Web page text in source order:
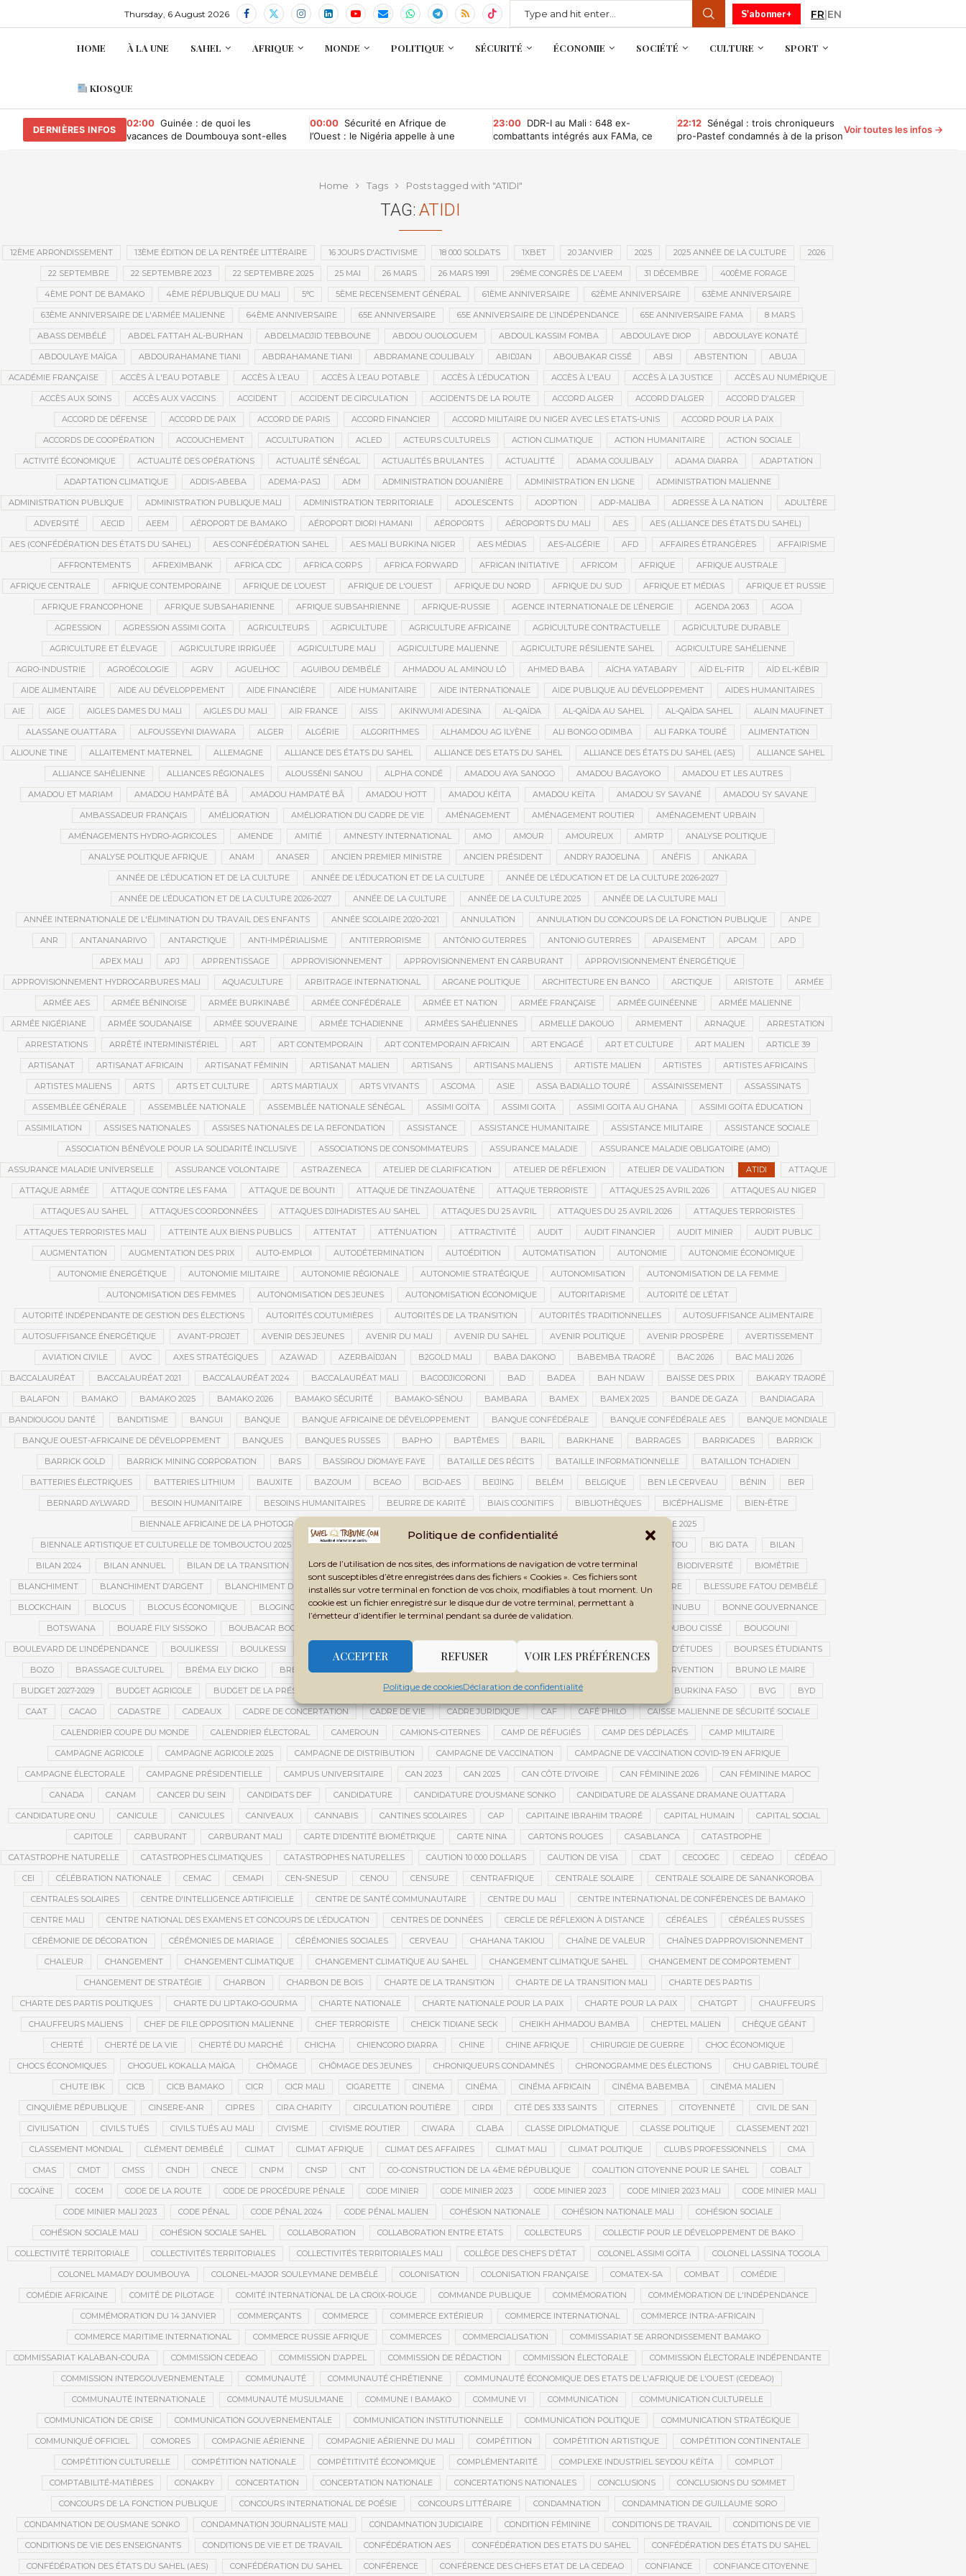
Politique de confidentialité
Lors de l’utilisation de nos sites, des informations de navigation de votre terminal
sont susceptibles d’être enregistrées dans des fichiers « Cookies ». Ces fichiers sont
installés sur votre terminal en fonction de vos choix, modifiables à tout moment. Un
cookie est un fichier enregistré sur le disque dur de votre terminal, permettant à
l’émetteur d’identifier le terminal pendant sa durée de validation.
ACCEPTER REFUSER VOIR LES PRÉFÉRENCES
Politique de cookiesDéclaration de confidentialité
Thursday, 6 August 2026 S'abonner+ FR|EN
HOME À LA UNE SAHEL AFRIQUE MONDE POLITIQUE SÉCURITÉ ÉCONOMIE SOCIÉTÉ CULTURE SPORT
KIOSQUE
DERNIÈRES INFOS
02:00 Guinée : de quoi les
vacances de Doumbouya sont-elles
00:00 Sécurité en Afrique de
l’Ouest : le Nigéria appelle à une
23:00 DDR-I au Mali : 648 ex-
combattants intégrés aux FAMa, ce
22:12 Sénégal : trois chroniqueurs
pro-Pastef condamnés à de la prison
Voir toutes les infos →
Home Tags Posts tagged with "ATIDI"
TAG: ATIDI
12ÈME ARRONDISSEMENT 13ÈME ÉDITION DE LA RENTRÉE LITTÉRAIRE 16 JOURS D'ACTIVISME 18 000 SOLDATS 1XBET 20 JANVIER 2025 2025 ANNÉE DE LA CULTURE 2026
22 SEPTEMBRE 22 SEPTEMBRE 2023 22 SEPTEMBRE 2025 25 MAI 26 MARS 26 MARS 1991 29ÈME CONGRÈS DE L'AEEM 31 DÉCEMBRE 400ÈME FORAGE
4ÈME PONT DE BAMAKO 4ÈME RÉPUBLIQUE DU MALI 5°C 5ÈME RECENSEMENT GÉNÉRAL 61ÈME ANNIVERSAIRE 62ÈME ANNIVERSAIRE 63ÈME ANNIVERSAIRE
63ÈME ANNIVERSAIRE DE L'ARMÉE MALIENNE 64ÈME ANNIVERSAIRE 65E ANNIVERSAIRE 65E ANNIVERSAIRE DE L’INDÉPENDANCE 65E ANNIVERSAIRE FAMA 8 MARS
ABASS DEMBÉLÉ ABDEL FATTAH AL-BURHAN ABDELMADJID TEBBOUNE ABDOU OUOLOGUEM ABDOUL KASSIM FOMBA ABDOULAYE DIOP ABDOULAYE KONATÉ
ABDOULAYE MAÏGA ABDOURAHAMANE TIANI ABDRAHAMANE TIANI ABDRAMANE COULIBALY ABIDJAN ABOUBAKAR CISSÉ ABSI ABSTENTION ABUJA
ACADÉMIE FRANÇAISE ACCÈS À L'EAU POTABLE ACCÈS À L’EAU ACCÈS À L’EAU POTABLE ACCÈS À L’ÉDUCATION ACCÈS À L'EAU ACCÈS À LA JUSTICE ACCÈS AU NUMÉRIQUE
ACCÈS AUX SOINS ACCÈS AUX VACCINS ACCIDENT ACCIDENT DE CIRCULATION ACCIDENTS DE LA ROUTE ACCORD ALGER ACCORD D’ALGER ACCORD D'ALGER
ACCORD DE DÉFENSE ACCORD DE PAIX ACCORD DE PARIS ACCORD FINANCIER ACCORD MILITAIRE DU NIGER AVEC LES ETATS-UNIS ACCORD POUR LA PAIX
ACCORDS DE COOPÉRATION ACCOUCHEMENT ACCULTURATION ACLED ACTEURS CULTURELS ACTION CLIMATIQUE ACTION HUMANITAIRE ACTION SOCIALE
ACTIVITÉ ÉCONOMIQUE ACTUALITÉ DES OPÉRATIONS ACTUALITÉ SÉNÉGAL ACTUALITÉS BRULANTES ACTUALITTÉ ADAMA COULIBALY ADAMA DIARRA ADAPTATION
ADAPTATION CLIMATIQUE ADDIS-ABEBA ADEMA-PASJ ADM ADMINISTRATION DOUANIÈRE ADMINISTRATION EN LIGNE ADMINISTRATION MALIENNE
ADMINISTRATION PUBLIQUE ADMINISTRATION PUBLIQUE MALI ADMINISTRATION TERRITORIALE ADOLESCENTS ADOPTION ADP-MALIBA ADRESSE À LA NATION ADULTÈRE
ADVERSITÉ AECID AEEM AÉROPORT DE BAMAKO AÉROPORT DIORI HAMANI AÉROPORTS AÉROPORTS DU MALI AES AES (ALLIANCE DES ÉTATS DU SAHEL)
AES (CONFÉDÉRATION DES ÉTATS DU SAHEL) AES CONFÉDÉRATION SAHEL AES MALI BURKINA NIGER AES MÉDIAS AES-ALGÉRIE AFD AFFAIRES ÉTRANGÈRES AFFAIRISME
AFFRONTEMENTS AFREXIMBANK AFRICA CDC AFRICA CORPS AFRICA FORWARD AFRICAN INITIATIVE AFRICOM AFRIQUE AFRIQUE AUSTRALE
AFRIQUE CENTRALE AFRIQUE CONTEMPORAINE AFRIQUE DE L’OUEST AFRIQUE DE L'OUEST AFRIQUE DU NORD AFRIQUE DU SUD AFRIQUE ET MÉDIAS AFRIQUE ET RUSSIE
AFRIQUE FRANCOPHONE AFRIQUE SUBSAHARIENNE AFRIQUE SUBSAHRIENNE AFRIQUE-RUSSIE AGENCE INTERNATIONALE DE L’ÉNERGIE AGENDA 2063 AGOA
AGRESSION AGRESSION ASSIMI GOITA AGRICULTEURS AGRICULTURE AGRICULTURE AFRICAINE AGRICULTURE CONTRACTUELLE AGRICULTURE DURABLE
AGRICULTURE ET ÉLEVAGE AGRICULTURE IRRIGUÉE AGRICULTURE MALI AGRICULTURE MALIENNE AGRICULTURE RÉSILIENTE SAHEL AGRICULTURE SAHÉLIENNE
AGRO-INDUSTRIE AGROÉCOLOGIE AGRV AGUELHOC AGUIBOU DEMBÉLÉ AHMADOU AL AMINOU LÔ AHMED BABA AÏCHA YATABARY AÏD EL-FITR AÏD EL-KÉBIR
AIDE ALIMENTAIRE AIDE AU DÉVELOPPEMENT AIDE FINANCIÈRE AIDE HUMANITAIRE AIDE INTERNATIONALE AIDE PUBLIQUE AU DÉVELOPPEMENT AIDES HUMANITAIRES
AIE AIGE AIGLES DAMES DU MALI AIGLES DU MALI AIR FRANCE AISS AKINWUMI ADESINA AL-QAÏDA AL-QAÏDA AU SAHEL AL-QAÏDA SAHEL ALAIN MAUFINET
ALASSANE OUATTARA ALFOUSSEYNI DIAWARA ALGER ALGÉRIE ALGORITHMES ALHAMDOU AG ILYÈNE ALI BONGO ODIMBA ALI FARKA TOURÉ ALIMENTATION
ALIOUNE TINE ALLAITEMENT MATERNEL ALLEMAGNE ALLIANCE DES ÉTATS DU SAHEL ALLIANCE DES ETATS DU SAHEL ALLIANCE DES ÉTATS DU SAHEL (AES) ALLIANCE SAHEL
ALLIANCE SAHÉLIENNE ALLIANCES RÉGIONALES ALOUSSÉNI SANOU ALPHA CONDÉ AMADOU AYA SANOGO AMADOU BAGAYOKO AMADOU ET LES AUTRES
AMADOU ET MARIAM AMADOU HAMPÂTÉ BÂ AMADOU HAMPATÉ BÂ AMADOU HOTT AMADOU KÉITA AMADOU KEÏTA AMADOU SY SAVANÉ AMADOU SY SAVANE
AMBASSADEUR FRANÇAIS AMÉLIORATION AMÉLIORATION DU CADRE DE VIE AMÉNAGEMENT AMÉNAGEMENT ROUTIER AMÉNAGEMENT URBAIN
AMÉNAGEMENTS HYDRO-AGRICOLES AMENDE AMITIÉ AMNESTY INTERNATIONAL AMO AMOUR AMOUREUX AMRTP ANALYSE POLITIQUE
ANALYSE POLITIQUE AFRIQUE ANAM ANASER ANCIEN PREMIER MINISTRE ANCIEN PRÉSIDENT ANDRY RAJOELINA ANÉFIS ANKARA
ANNÉE DE L’ÉDUCATION ET DE LA CULTURE ANNÉE DE L’ÉDUCATION ET DE LA CULTURE ANNÉE DE L’ÉDUCATION ET DE LA CULTURE 2026-2027
ANNÉE DE L’ÉDUCATION ET DE LA CULTURE 2026-2027 ANNÉE DE LA CULTURE ANNÉE DE LA CULTURE 2025 ANNÉE DE LA CULTURE MALI
ANNÉE INTERNATIONALE DE L'ÉLIMINATION DU TRAVAIL DES ENFANTS ANNÉE SCOLAIRE 2020-2021 ANNULATION ANNULATION DU CONCOURS DE LA FONCTION PUBLIQUE ANPE
ANR ANTANANARIVO ANTARCTIQUE ANTI-IMPÉRIALISME ANTITERRORISME ANTÓNIO GUTERRES ANTONIO GUTERRES APAISEMENT APCAM APD
APEX MALI APJ APPRENTISSAGE APPROVISIONNEMENT APPROVISIONNEMENT EN CARBURANT APPROVISIONNEMENT ÉNERGÉTIQUE
APPROVISIONNEMENT HYDROCARBURES MALI AQUACULTURE ARBITRAGE INTERNATIONAL ARCANE POLITIQUE ARCHITECTURE EN BANCO ARCTIQUE ARISTOTE ARMÉE
ARMÉE AES ARMÉE BÉNINOISE ARMÉE BURKINABÉ ARMÉE CONFÉDÉRALE ARMÉE ET NATION ARMÉE FRANÇAISE ARMÉE GUINÉENNE ARMÉE MALIENNE
ARMÉE NIGÉRIANE ARMÉE SOUDANAISE ARMÉE SOUVERAINE ARMÉE TCHADIENNE ARMÉES SAHÉLIENNES ARMELLE DAKOUO ARMEMENT ARNAQUE ARRESTATION
ARRESTATIONS ARRÊTÉ INTERMINISTÉRIEL ART ART CONTEMPORAIN ART CONTEMPORAIN AFRICAIN ART ENGAGÉ ART ET CULTURE ART MALIEN ARTICLE 39
ARTISANAT ARTISANAT AFRICAIN ARTISANAT FÉMININ ARTISANAT MALIEN ARTISANS ARTISANS MALIENS ARTISTE MALIEN ARTISTES ARTISTES AFRICAINS
ARTISTES MALIENS ARTS ARTS ET CULTURE ARTS MARTIAUX ARTS VIVANTS ASCOMA ASIE ASSA BADIALLO TOURÉ ASSAINISSEMENT ASSASSINATS
ASSEMBLÉE GÉNÉRALE ASSEMBLÉE NATIONALE ASSEMBLÉE NATIONALE SÉNÉGAL ASSIMI GOÏTA ASSIMI GOITA ASSIMI GOITA AU GHANA ASSIMI GOÏTA ÉDUCATION
ASSIMILATION ASSISES NATIONALES ASSISES NATIONALES DE LA REFONDATION ASSISTANCE ASSISTANCE HUMANITAIRE ASSISTANCE MILITAIRE ASSISTANCE SOCIALE
ASSOCIATION BÉNÉVOLE POUR LA SOLIDARITÉ INCLUSIVE ASSOCIATIONS DE CONSOMMATEURS ASSURANCE MALADIE ASSURANCE MALADIE OBLIGATOIRE (AMO)
ASSURANCE MALADIE UNIVERSELLE ASSURANCE VOLONTAIRE ASTRAZENECA ATELIER DE CLARIFICATION ATELIER DE RÉFLEXION ATELIER DE VALIDATION ATIDI ATTAQUE
ATTAQUE ARMÉE ATTAQUE CONTRE LES FAMA ATTAQUE DE BOUNTI ATTAQUE DE TINZAOUATÈNE ATTAQUE TERRORISTE ATTAQUES 25 AVRIL 2026 ATTAQUES AU NIGER
ATTAQUES AU SAHEL ATTAQUES COORDONNÉES ATTAQUES DJIHADISTES AU SAHEL ATTAQUES DU 25 AVRIL ATTAQUES DU 25 AVRIL 2026 ATTAQUES TERRORISTES
ATTAQUES TERRORISTES MALI ATTEINTE AUX BIENS PUBLICS ATTENTAT ATTÉNUATION ATTRACTIVITÉ AUDIT AUDIT FINANCIER AUDIT MINIER AUDIT PUBLIC
AUGMENTATION AUGMENTATION DES PRIX AUTO-EMPLOI AUTODÉTERMINATION AUTOÉDITION AUTOMATISATION AUTONOMIE AUTONOMIE ÉCONOMIQUE
AUTONOMIE ÉNERGÉTIQUE AUTONOMIE MILITAIRE AUTONOMIE RÉGIONALE AUTONOMIE STRATÉGIQUE AUTONOMISATION AUTONOMISATION DE LA FEMME
AUTONOMISATION DES FEMMES AUTONOMISATION DES JEUNES AUTONOMISATION ÉCONOMIQUE AUTORITARISME AUTORITÉ DE L’ÉTAT
AUTORITÉ INDÉPENDANTE DE GESTION DES ÉLECTIONS AUTORITÉS COUTUMIÈRES AUTORITÉS DE LA TRANSITION AUTORITÉS TRADITIONNELLES AUTOSUFFISANCE ALIMENTAIRE
AUTOSUFFISANCE ÉNERGÉTIQUE AVANT-PROJET AVENIR DES JEUNES AVENIR DU MALI AVENIR DU SAHEL AVENIR POLITIQUE AVENIR PROSPÈRE AVERTISSEMENT
AVIATION CIVILE AVOC AXES STRATÉGIQUES AZAWAD AZERBAÏDJAN B2GOLD MALI BABA DAKONO BABEMBA TRAORÉ BAC 2026 BAC MALI 2026
BACCALAURÉAT BACCALAURÉAT 2021 BACCALAURÉAT 2024 BACCALAURÉAT MALI BACODJICORONI BAD BADEA BAH NDAW BAISSE DES PRIX BAKARY TRAORÉ
BALAFON BAMAKO BAMAKO 2025 BAMAKO 2026 BAMAKO SÉCURITÉ BAMAKO-SÉNOU BAMBARA BAMEX BAMEX 2025 BANDE DE GAZA BANDIAGARA
BANDIOUGOU DANTÉ BANDITISME BANGUI BANQUE BANQUE AFRICAINE DE DÉVELOPPEMENT BANQUE CONFÉDÉRALE BANQUE CONFÉDÉRALE AES BANQUE MONDIALE
BANQUE OUEST-AFRICAINE DE DÉVELOPPEMENT BANQUES BANQUES RUSSES BAPHO BAPTÊMES BARIL BARKHANE BARRAGES BARRICADES BARRICK
BARRICK GOLD BARRICK MINING CORPORATION BARS BASSIROU DIOMAYE FAYE BATAILLE DES RÉCITS BATAILLE INFORMATIONNELLE BATAILLON TCHADIEN
BATTERIES ÉLECTRIQUES BATTERIES LITHIUM BAUXITE BAZOUM BCEAO BCID-AES BEIJING BELÉM BELGIQUE BEN LE CERVEAU BÉNIN BER
BERNARD AYLWARD BESOIN HUMANITAIRE BESOINS HUMANITAIRES BEURRE DE KARITÉ BIAIS COGNITIFS BIBLIOTHÈQUES BICÉPHALISME BIEN-ÊTRE
BIENNALE AFRICAINE DE LA PHOTOGRAPHIE BIENNALE ARTISTIQUE ET CULTURELLE 2025
BIENNALE ARTISTIQUE ET CULTURELLE DE TOMBOUCTOU 2025 BIENNALE ARTISTIQUE ET CULTURELLE TOMBOUCTOU 2025 BIENNALE DE TOMBOUCTOU BIG DATA BILAN
BILAN 2024 BILAN ANNUEL BILAN DE LA TRANSITION BILAN DES ACTIVITÉS BILAN ET PERSPECTIVES BILAN HUMAIN BINTOU BIODIVERSITÉ BIOMÉTRIE
BLANCHIMENT BLANCHIMENT D’ARGENT BLANCHIMENT DE CAPITAUX BLASPHÈME BLÉ BLÉ RUSSE BLESSÉS BLESSÉS DE GUERRE BLESSURE FATOU DEMBÉLÉ
BLOCKCHAIN BLOCUS BLOCUS ÉCONOMIQUE BLOGING BNDA BOAD BOBO-DIOULASSO BOGOLAN BOKO HARAM BOLA TINUBU BONNE GOUVERNANCE
BOTSWANA BOUARÉ FILY SISSOKO BOUBACAR BOCOUM BOUBOU CISSÉ BOUGOUNI
BOULEVARD DE L’INDÉPENDANCE BOULIKESSI BOULKESSI BOURSES BOURSES D'ÉTUDES BOURSES ÉTUDIANTS
BOZO BRASSAGE CULTUREL BRÉMA ELY DICKO BRÉSIL BRICE OLIGUI NGUEMA BRICS AFRIQUE BRIGADE MOBILE D’INTERVENTION BRUNO LE MAIRE
BUDGET 2027-2029 BUDGET AGRICOLE BUDGET DE LA PRÉSIDENCE BUDGET NATIONAL BUMDA BUREAU DU VÉRIFICATEUR GÉNÉRAL BURKINA FASO BVG BYD
CAAT CACAO CADASTRE CADEAUX CADRE DE CONCERTATION CADRE DE VIE CADRE JURIDIQUE CAF CAFÉ PHILO CAISSE MALIENNE DE SÉCURITÉ SOCIALE
CALENDRIER COUPE DU MONDE CALENDRIER ÉLECTORAL CAMEROUN CAMIONS-CITERNES CAMP DE RÉFUGIÉS CAMP DES DÉPLACÉS CAMP MILITAIRE
CAMPAGNE AGRICOLE CAMPAGNE AGRICOLE 2025 CAMPAGNE DE DISTRIBUTION CAMPAGNE DE VACCINATION CAMPAGNE DE VACCINATION COVID-19 EN AFRIQUE
CAMPAGNE ÉLECTORALE CAMPAGNE PRÉSIDENTIELLE CAMPUS UNIVERSITAIRE CAN 2023 CAN 2025 CAN CÔTE D'IVOIRE CAN FÉMININE 2026 CAN FÉMININE MAROC
CANADA CANAM CANCER DU SEIN CANDIDATS DEF CANDIDATURE CANDIDATURE D'OUSMANE SONKO CANDIDATURE DE ALASSANE DRAMANE OUATTARA
CANDIDATURE ONU CANICULE CANICULES CANIVEAUX CANNABIS CANTINES SCOLAIRES CAP CAPITAINE IBRAHIM TRAORÉ CAPITAL HUMAIN CAPITAL SOCIAL
CAPITOLE CARBURANT CARBURANT MALI CARTE D’IDENTITÉ BIOMÉTRIQUE CARTE NINA CARTONS ROUGES CASABLANCA CATASTROPHE
CATASTROPHE NATURELLE CATASTROPHES CLIMATIQUES CATASTROPHES NATURELLES CAUTION 10 000 DOLLARS CAUTION DE VISA CDAT CECOGEC CEDEAO CÉDÉAO
CEI CÉLÉBRATION NATIONALE CEMAC CEMAPI CEN-SNESUP CENOU CENSURE CENTRAFRIQUE CENTRALE SOLAIRE CENTRALE SOLAIRE DE SANANKOROBA
CENTRALES SOLAIRES CENTRE D'INTELLIGENCE ARTIFICIELLE CENTRE DE SANTÉ COMMUNAUTAIRE CENTRE DU MALI CENTRE INTERNATIONAL DE CONFÉRENCES DE BAMAKO
CENTRE MALI CENTRE NATIONAL DES EXAMENS ET CONCOURS DE L’ÉDUCATION CENTRES DE DONNÉES CERCLE DE RÉFLEXION À DISTANCE CÉRÉALES CÉRÉALES RUSSES
CÉRÉMONIE DE DÉCORATION CÉRÉMONIES DE MARIAGE CÉRÉMONIES SOCIALES CERVEAU CHAHANA TAKIOU CHAÎNE DE VALEUR CHAÎNES D’APPROVISIONNEMENT
CHALEUR CHANGEMENT CHANGEMENT CLIMATIQUE CHANGEMENT CLIMATIQUE AU SAHEL CHANGEMENT CLIMATIQUE SAHEL CHANGEMENT DE COMPORTEMENT
CHANGEMENT DE STRATÉGIE CHARBON CHARBON DE BOIS CHARTE DE LA TRANSITION CHARTE DE LA TRANSITION MALI CHARTE DES PARTIS
CHARTE DES PARTIS POLITIQUES CHARTE DU LIPTAKO-GOURMA CHARTE NATIONALE CHARTE NATIONALE POUR LA PAIX CHARTE POUR LA PAIX CHATGPT CHAUFFEURS
CHAUFFEURS MALIENS CHEF DE FILE OPPOSITION MALIENNE CHEF TERRORISTE CHEICK TIDIANE SECK CHEIKH AHMADOU BAMBA CHEPTEL MALIEN CHÈQUE GÉANT
CHERTÉ CHERTÉ DE LA VIE CHERTÉ DU MARCHÉ CHICHA CHIENCORO DIARRA CHINE CHINE AFRIQUE CHIRURGIE DE GUERRE CHOC ÉCONOMIQUE
CHOCS ÉCONOMIQUES CHOGUEL KOKALLA MAÏGA CHÔMAGE CHÔMAGE DES JEUNES CHRONIQUEURS CONDAMNÉS CHRONOGRAMME DES ÉLECTIONS CHU GABRIEL TOURÉ
CHUTE IBK CICB CICB BAMAKO CICR CICR MALI CIGARETTE CINEMA CINÉMA CINÉMA AFRICAIN CINÉMA BABEMBA CINÉMA MALIEN
CINQUIÈME RÉPUBLIQUE CINSERE-ANR CIPRES CIRA CHARITY CIRCULATION ROUTIÈRE CIRDI CITÉ DES 333 SAINTS CITERNES CITOYENNETÉ CIVIL DE SAN
CIVILISATION CIVILS TUÉS CIVILS TUÉS AU MALI CIVISME CIVISME ROUTIER CIWARA CLABA CLASSE DIPLOMATIQUE CLASSE POLITIQUE CLASSEMENT 2021
CLASSEMENT MONDIAL CLÉMENT DEMBÉLÉ CLIMAT CLIMAT AFRIQUE CLIMAT DES AFFAIRES CLIMAT MALI CLIMAT POLITIQUE CLUBS PROFESSIONNELS CMA
CMAS CMDT CMSS CNDH CNECE CNPM CNSP CNT CO-CONSTRUCTION DE LA 4ÈME RÉPUBLIQUE COALITION CITOYENNE POUR LE SAHEL COBALT
COCAÏNE COCEM CODE DE LA ROUTE CODE DE PROCÉDURE PÉNALE CODE MINIER CODE MINIER 2023 CODE MINIER 2023 CODE MINIER 2023 MALI CODE MINIER MALI
CODE MINIER MALI 2023 CODE PÉNAL CODE PÉNAL 2024 CODE PÉNAL MALIEN COHÉSION NATIONALE COHÉSION NATIONALE MALI COHÉSION SOCIALE
COHÉSION SOCIALE MALI COHÉSION SOCIALE SAHEL COLLABORATION COLLABORATION ENTRE ETATS COLLECTEURS COLLECTIF POUR LE DÉVELOPPEMENT DE BAKO
COLLECTIVITÉ TERRITORIALE COLLECTIVITÉS TERRITORIALES COLLECTIVITÉS TERRITORIALES MALI COLLÈGE DES CHEFS D’ÉTAT COLONEL ASSIMI GOÏTA COLONEL LASSINA TOGOLA
COLONEL MAMADY DOUMBOUYA COLONEL-MAJOR SOULEYMANE DEMBÉLÉ COLONISATION COLONISATION FRANÇAISE COMATEX-SA COMBAT COMÉDIE
COMÉDIE AFRICAINE COMITÉ DE PILOTAGE COMITÉ INTERNATIONAL DE LA CROIX-ROUGE COMMANDE PUBLIQUE COMMÉMORATION COMMÉMORATION DE L'INDÉPENDANCE
COMMÉMORATION DU 14 JANVIER COMMERÇANTS COMMERCE COMMERCE EXTÉRIEUR COMMERCE INTERNATIONAL COMMERCE INTRA-AFRICAIN
COMMERCE MARITIME INTERNATIONAL COMMERCE RUSSIE AFRIQUE COMMERCES COMMERCIALISATION COMMISSARIAT 5E ARRONDISSEMENT BAMAKO
COMMISSARIAT KALABAN-COURA COMMISSION CEDEAO COMMISSION D’APPEL COMMISSION DE RÉDACTION COMMISSION ÉLECTORALE COMMISSION ÉLECTORALE INDÉPENDANTE
COMMISSION INTERGOUVERNEMENTALE COMMUNAUTÉ COMMUNAUTÉ CHRÉTIENNE COMMUNAUTÉ ÉCONOMIQUE DES ETATS DE L'AFRIQUE DE L'OUEST (CEDEAO)
COMMUNAUTÉ INTERNATIONALE COMMUNAUTÉ MUSULMANE COMMUNE I BAMAKO COMMUNE VI COMMUNICATION COMMUNICATION CULTURELLE
COMMUNICATION DE CRISE COMMUNICATION GOUVERNEMENTALE COMMUNICATION INSTITUTIONNELLE COMMUNICATION POLITIQUE COMMUNICATION STRATÉGIQUE
COMMUNIQUÉ OFFICIEL COMORES COMPAGNIE AÉRIENNE COMPAGNIE AÉRIENNE DU MALI COMPÉTITION COMPÉTITION ARTISTIQUE COMPÉTITION CONTINENTALE
COMPÉTITION CULTURELLE COMPÉTITION NATIONALE COMPÉTITIVITÉ ÉCONOMIQUE COMPLÉMENTARITÉ COMPLEXE INDUSTRIEL SEYDOU KÉÏTA COMPLOT
COMPTABILITÉ-MATIÈRES CONAKRY CONCERTATION CONCERTATION NATIONALE CONCERTATIONS NATIONALES CONCLUSIONS CONCLUSIONS DU SOMMET
CONCOURS DE LA FONCTION PUBLIQUE CONCOURS INTERNATIONAL DE POÉSIE CONCOURS LITTÉRAIRE CONDAMNATION CONDAMNATION DE GUILLAUME SORO
CONDAMNATION DE OUSMANE SONKO CONDAMNATION JOURNALISTE MALI CONDAMNATION JUDICIAIRE CONDITION FÉMININE CONDITIONS DE TRAVAIL CONDITIONS DE VIE
CONDITIONS DE VIE DES ENSEIGNANTS CONDITIONS DE VIE ET DE TRAVAIL CONFÉDÉRATION AES CONFÉDÉRATION DES ETATS DU SAHEL CONFÉDÉRATION DES ÉTATS DU SAHEL
CONFÉDÉRATION DES ÉTATS DU SAHEL (AES) CONFÉDÉRATION DU SAHEL CONFÉRENCE CONFÉRENCE DES CHEFS ETAT DE LA CEDEAO CONFIANCE CONFIANCE CITOYENNE